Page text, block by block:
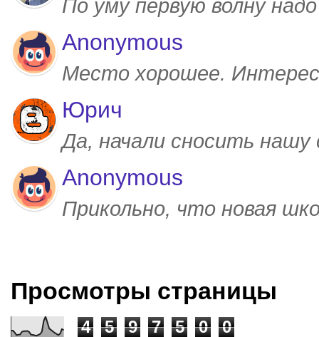
По уму первую волну
Anonymous
Место хорошее.
Юрич
Да, начали сносить
Anonymous
Прикольно, что новая
Просмотры страницы
4 5 9 7 5 0 0